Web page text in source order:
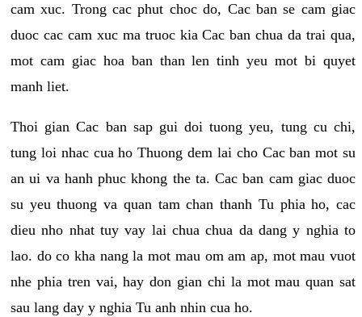
cam xuc. Trong cac phut choc do, Cac ban se cam giac
duoc cac cam xuc ma truoc kia Cac ban chua da trai qua,
mot cam giac hoa ban than len tinh yeu mot bi quyet
manh liet.
Thoi gian Cac ban sap gui doi tuong yeu, tung cu chi,
tung loi nhac cua ho Thuong dem lai cho Cac ban mot su
an ui va hanh phuc khong the ta. Cac ban cam giac duoc
su yeu thuong va quan tam chan thanh Tu phia ho, cac
dieu nho nhat tuy vay lai chua chua da dang y nghia to
lao. do co kha nang la mot mau om am ap, mot mau vuot
nhe phia tren vai, hay don gian chi la mot mau quan sat
sau lang day y nghia Tu anh nhin cua ho.